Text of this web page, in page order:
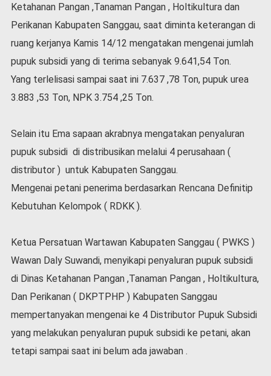
a
h
a
g
p
n
i
B
e
r
t
o
v
i
d
-
1
a
Ketahanan Pangan ,Tanaman Pangan , Holtikultura dan
Perikanan Kabupaten Sanggau, saat diminta keterangan di
ruang kerjanya Kamis 14/12 mengatakan mengenai jumlah
pupuk subsidi yang di terima sebanyak 9.641,54 Ton.
Yang terlelisasi sampai saat ini 7.637 ,78 Ton, pupuk urea
3.883 ,53 Ton, NPK 3.754 ,25 Ton.
Selain itu Ema sapaan akrabnya mengatakan penyaluran
pupuk subsidi di distribusikan melalui 4 perusahaan (
distributor ) untuk Kabupaten Sanggau.
Mengenai petani penerima berdasarkan Rencana Definitip
Kebutuhan Kelompok ( RDKK ).
Ketua Persatuan Wartawan Kabupaten Sanggau ( PWKS )
Wawan Daly Suwandi, menyikapi penyaluran pupuk subsidi
di Dinas Ketahanan Pangan ,Tanaman Pangan , Holtikultura,
Dan Perikanan ( DKPTPHP ) Kabupaten Sanggau
mempertanyakan mengenai ke 4 Distributor Pupuk Subsidi
yang melakukan penyaluran pupuk subsidi ke petani, akan
tetapi sampai saat ini belum ada jawaban .